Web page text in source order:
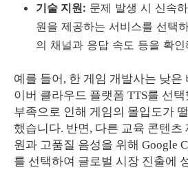
기술 지원: 문제 발생 시 신속
원을 제공하는 서비스를 선택
의 채널과 응답 속도 등을 확
예를 들어, 한 게임 개발사는 낮은
이버 클라우드 플랫폼 TTS를 선
부족으로 인해 게임의 몰입도가
했습니다. 반면, 다른 교육 콘텐츠
원과 고품질 음성을 위해 Google
를 선택하여 글로벌 시장 진출에